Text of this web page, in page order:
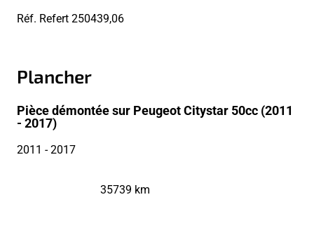
Réf. Refert250439,06
Plancher
Pièce démontée sur Peugeot Citystar 50cc (2011
- 2017)
2011 - 2017
35739 km